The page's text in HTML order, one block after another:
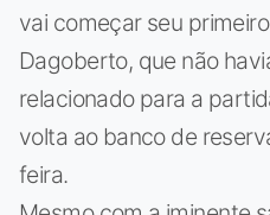
vai começar seu
Dagoberto, que não
relacionado para a
volta ao banco de
feira.